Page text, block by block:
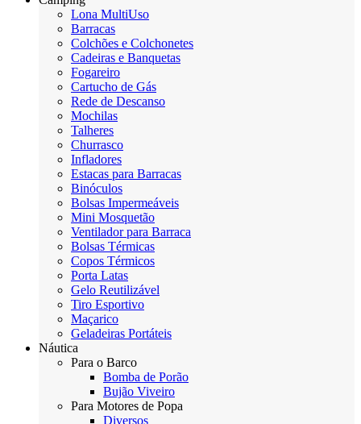
Lona MultiUso
Barracas
Colchões e Colchonetes
Cadeiras e Banquetas
Fogareiro
Cartucho de Gás
Rede de Descanso
Mochilas
Talheres
Churrasco
Infladores
Estacas para Barracas
Binóculos
Bolsas Impermeáveis
Mini Mosquetão
Ventilador para Barraca
Bolsas Térmicas
Copos Térmicos
Porta Latas
Gelo Reutilizável
Tiro Esportivo
Maçarico
Geladeiras Portáteis
Náutica
Para o Barco
Bomba de Porão
Bujão Viveiro
Para Motores de Popa
Diversos